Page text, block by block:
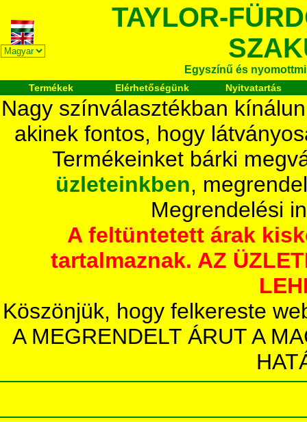
TAYLOR-
Egyszínű és
Termékek Elérhetőségünk Nyitvatartás
Nagy színválasztékban
akinek fontos, hogy
Termékeinket bárki
üzleteinkben,
Megrendelési
A feltüntetett árak
tartalmaznak. AZ
Köszönjük, hogy felkereste
A MEGRENDELT ÁRUT A